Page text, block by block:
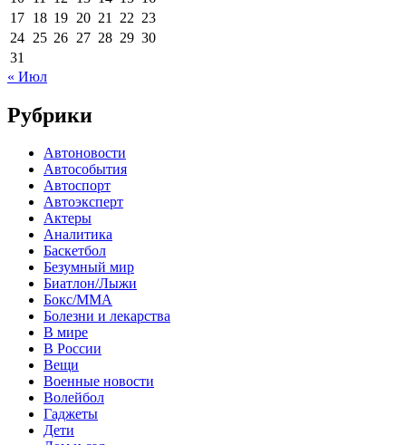
17 18 19 20 21 22 23
24 25 26 27 28 29 30
31
« Июл
Рубрики
Автоновости
Автособытия
Автоспорт
Автоэксперт
Актеры
Аналитика
Баскетбол
Безумный мир
Биатлон/Лыжи
Бокс/MMA
Болезни и лекарства
В мире
В России
Вещи
Военные новости
Волейбол
Гаджеты
Дети